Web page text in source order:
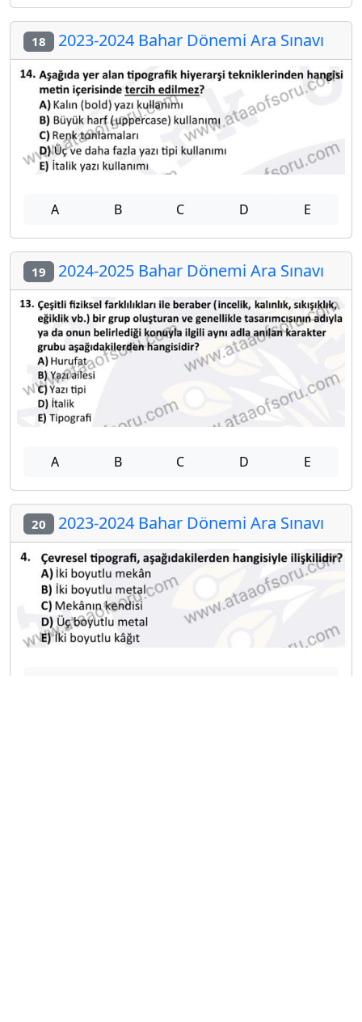
18 2023-2024 Bahar Dönemi Ara Sınavı
A B C D E
19 2024-2025 Bahar Dönemi Ara Sınavı
A B C D E
20 2023-2024 Bahar Dönemi Ara Sınavı